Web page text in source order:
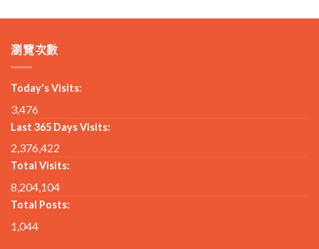
瀏覽次數
Today's Visits:
3,476
Last 365 Days Visits:
2,376,422
Total Visits:
8,204,104
Total Posts:
1,044